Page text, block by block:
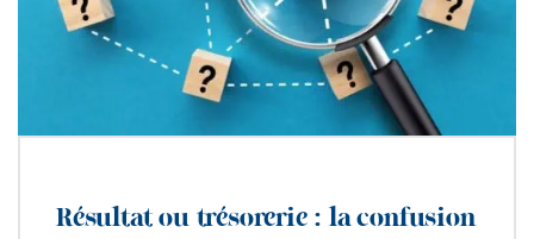
Résultat ou trésorerie : la confusion